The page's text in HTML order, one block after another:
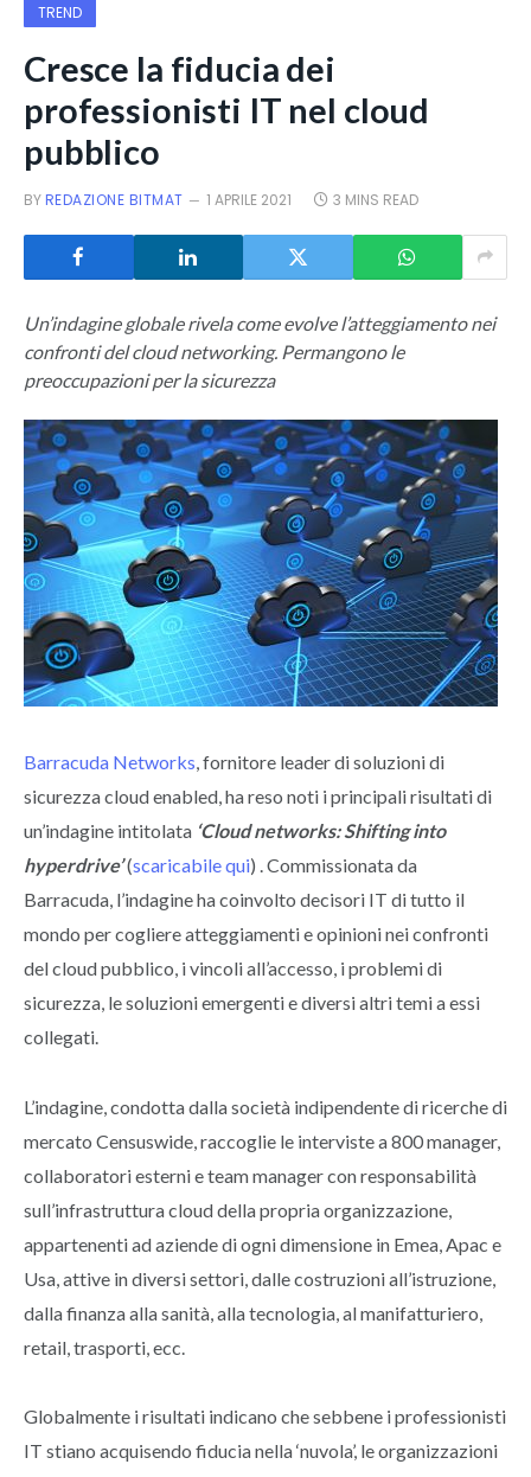
TREND
Cresce la fiducia dei
professionisti IT nel cloud
pubblico
BYREDAZIONE BITMAT 1 APRILE 2021 3 MINS READ
Un’indagine globale rivela come evolve l’atteggiamento nei
confronti del cloud networking. Permangono le
preoccupazioni per la sicurezza
Barracuda Networks , fornitore leader di soluzioni di
sicurezza cloud enabled, ha reso noti i principali risultati di
un’indagine intitolata ‘Cloud networks: Shifting into
hyperdrive’(scaricabile qui) . Commissionata da
Barracuda, l’indagine ha coinvolto decisori IT di tutto il
mondo per cogliere atteggiamenti e opinioni nei confronti
del cloud pubblico, i vincoli all’accesso, i problemi di
sicurezza, le soluzioni emergenti e diversi altri temi a essi
collegati.
L’indagine, condotta dalla società indipendente di ricerche di
mercato Censuswide, raccoglie le interviste a 800 manager,
collaboratori esterni e team manager con responsabilità
sull’infrastruttura cloud della propria organizzazione,
appartenenti ad aziende di ogni dimensione in Emea, Apac e
Usa, attive in diversi settori, dalle costruzioni all’istruzione,
dalla finanza alla sanità, alla tecnologia, al manifatturiero,
retail, trasporti, ecc.
Globalmente i risultati indicano che sebbene i professionisti
IT stiano acquisendo fiducia nella ‘nuvola’, le organizzazioni